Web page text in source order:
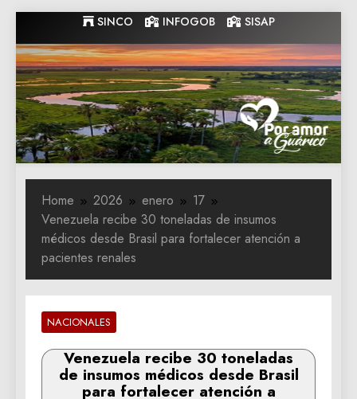
to
content
SINCO INFOGOB SISAP
Gobernacion
de Guarico
Gobernacion de Guarico
Home 2026 enero
17
Venezuela recibe 30 toneladas de insumos
médicos desde Brasil para fortalecer atención a
pacientes renales
NACIONALES
Venezuela recibe 30 toneladas
de insumos médicos desde Brasil
para fortalecer atención a